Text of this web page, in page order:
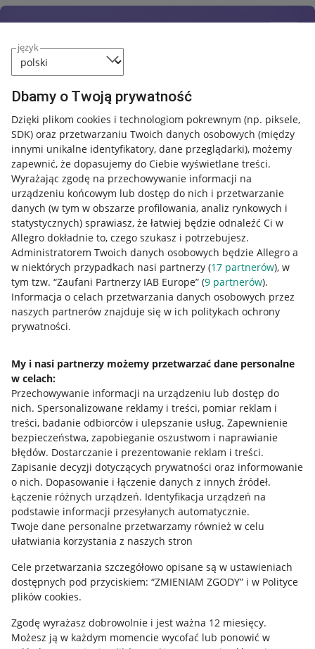
język
Dbamy o Twoją prywatność
Dzięki plikom cookies i technologiom pokrewnym (np. piksele,
SDK) oraz przetwarzaniu Twoich danych osobowych (między
innymi unikalne identyfikatory, dane przeglądarki), możemy
zapewnić, że dopasujemy do Ciebie wyświetlane treści.
Wyrażając zgodę na przechowywanie informacji na
urządzeniu końcowym lub dostęp do nich i przetwarzanie
danych (w tym w obszarze profilowania, analiz rynkowych i
statystycznych) sprawiasz, że łatwiej będzie odnaleźć Ci w
Allegro dokładnie to, czego szukasz i potrzebujesz.
Administratorem Twoich danych osobowych będzie Allegro a
w niektórych przypadkach nasi partnerzy (17 partnerów), w
tym tzw. “Zaufani Partnerzy IAB Europe” (9 partnerów).
Informacja o celach przetwarzania danych osobowych przez
naszych partnerów znajduje się w ich politykach ochrony
prywatności.
My i nasi partnerzy możemy przetwarzać dane personalne
w celach:
Przechowywanie informacji na urządzeniu lub dostęp do
nich. Spersonalizowane reklamy i treści, pomiar reklam i
treści, badanie odbiorców i ulepszanie usług. Zapewnienie
bezpieczeństwa, zapobieganie oszustwom i naprawianie
błędów. Dostarczanie i prezentowanie reklam i treści.
Zapisanie decyzji dotyczących prywatności oraz informowanie
o nich. Dopasowanie i łączenie danych z innych źródeł.
Łączenie różnych urządzeń. Identyfikacja urządzeń na
podstawie informacji przesyłanych automatycznie.
Twoje dane personalne przetwarzamy również w celu
ułatwiania korzystania z naszych stron
Cele przetwarzania szczegółowo opisane są w ustawieniach
dostępnych pod przyciskiem: “ZMIENIAM ZGODY” i w Polityce
plików cookies.
Zgodę wyrażasz dobrowolnie i jest ważna 12 miesięcy.
Możesz ją w każdym momencie wycofać lub ponowić w
Przydatne informacje
Jak to działa
Allegro Gadane dla sprzedających
Allegro Gadane dla kupujących
Mapa miejscowości
Informacje prawne
Regulamin
Polityka plików "cookies"
Ustawienia plików "cookies"
Udostępnianie lokalizacji
Informacje dla Aktu o Usługach Cyfrowych
Pobierz aplikację